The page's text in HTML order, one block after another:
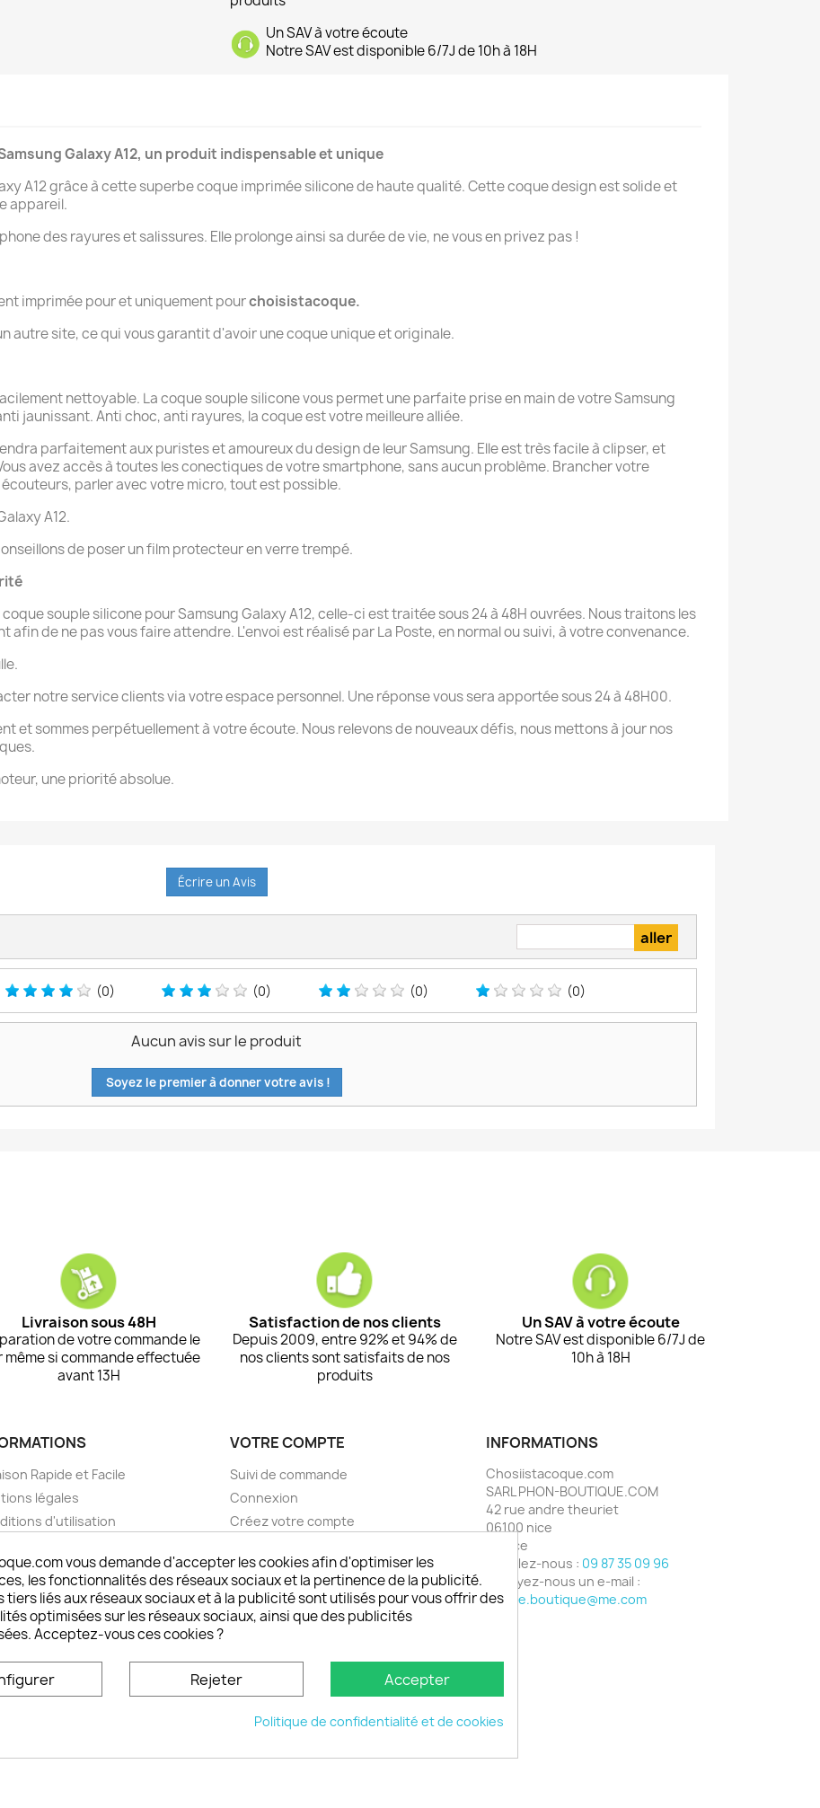
Un SAV à votre écoute
Notre SAV est disponible 6/7J de 10h à 18H
Galaxy A12, un produit indispensable et unique
A12 grâce à cette superbe coque imprimée silicone de haute qualité. Cette coque design est solide et
appareil.
des rayures et salissures. Elle prolonge ainsi sa durée de vie, ne vous en privez pas !
imprimée pour et uniquement pourchoisistacoque.
autre site, ce qui vous garantit d'avoir une coque unique et originale.
nettoyable. La coque souple silicone vous permet une parfaite prise en main de votre Samsung
jaunissant. Anti choc, anti rayures, la coque est votre meilleure alliée.
parfaitement aux puristes et amoureux du design de leur Samsung. Elle est très facile à clipser, et
avez accès à toutes les conectiques de votre smartphone, sans aucun problème. Brancher votre
parler avec votre micro, tout est possible.
A12.
de poser un film protecteur en verre trempé.
souple silicone pour Samsung Galaxy A12, celle-ci est traitée sous 24 à 48H ouvrées. Nous traitons les
de ne pas vous faire attendre. L'envoi est réalisé par La Poste, en normal ou suivi, à votre convenance.
notre service clients via votre espace personnel. Une réponse vous sera apportée sous 24 à 48H00.
et sommes perpétuellement à votre écoute. Nous relevons de nouveaux défis, nous mettons à jour nos
une priorité absolue.
Écrire un Avis
(0) (0) (0) (0)
Aucun avis sur le produit
Soyez le premier à donner votre avis !
Livraison sous 48H
de votre commande le
même si commande effectuée
avant 13H
Satisfaction de nos clients
Depuis 2009, entre 92% et 94% de
nos clients sont satisfaits de nos
produits
Un SAV à votre écoute
Notre SAV est disponible 6/7J de
10h à 18H
Rapide et Facile
légales
d'utilisation
sécurisé choisistacoque
et remboursements
DOM TOM et outremer
choisistacoque
personnaliser son
VOTRE COMPTE
Suivi de commande
Connexion
Créez votre compte
INFORMATIONS
Chosiistacoque.com
SARL PHON-BOUTIQUE.COM
42 rue andre theuriet
06100 nice
France
Appelez-nous : 09 87 35 09 96
Envoyez-nous un e-mail :
phone.boutique@me.com
© 2026 - choisistacoque.com
vous demande d'accepter les cookies afin d'optimiser les
les fonctionnalités des réseaux sociaux et la pertinence de la publicité.
tiers liés aux réseaux sociaux et à la publicité sont utilisés pour vous offrir des
optimisées sur les réseaux sociaux, ainsi que des publicités
Acceptez-vous ces cookies ?
Rejeter Accepter
Politique de confidentialité et de cookies